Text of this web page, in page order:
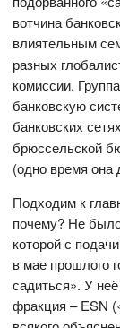
вотчина
влиятельным
разных
комиссии.
банковскую
банковских
брюссельской
(одно время она
Подходим к
почему? Не
которой с
в мае прошлого
садиться». У
фракция – ESN